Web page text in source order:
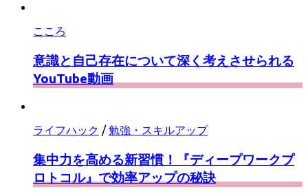
こころ
意識と自己存在について深く考えさせられる
YouTube動画
ライフハック / 勉強・スキルアップ
集中力を高める新習慣！『ディープワークプ
ロトコル』で効率アップの秘訣